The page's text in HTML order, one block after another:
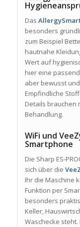
Das
besonders
zum Beispiel
hautnahe
Wert auf
hier eine
aber bewusst
Empfindliche
Details brauchen
Behandlung.
WiFi und
Smartphone
Die Sharp ES-
sich über die
Ihr die Maschine
Funktion per
besonders
Keller,
Waschecke